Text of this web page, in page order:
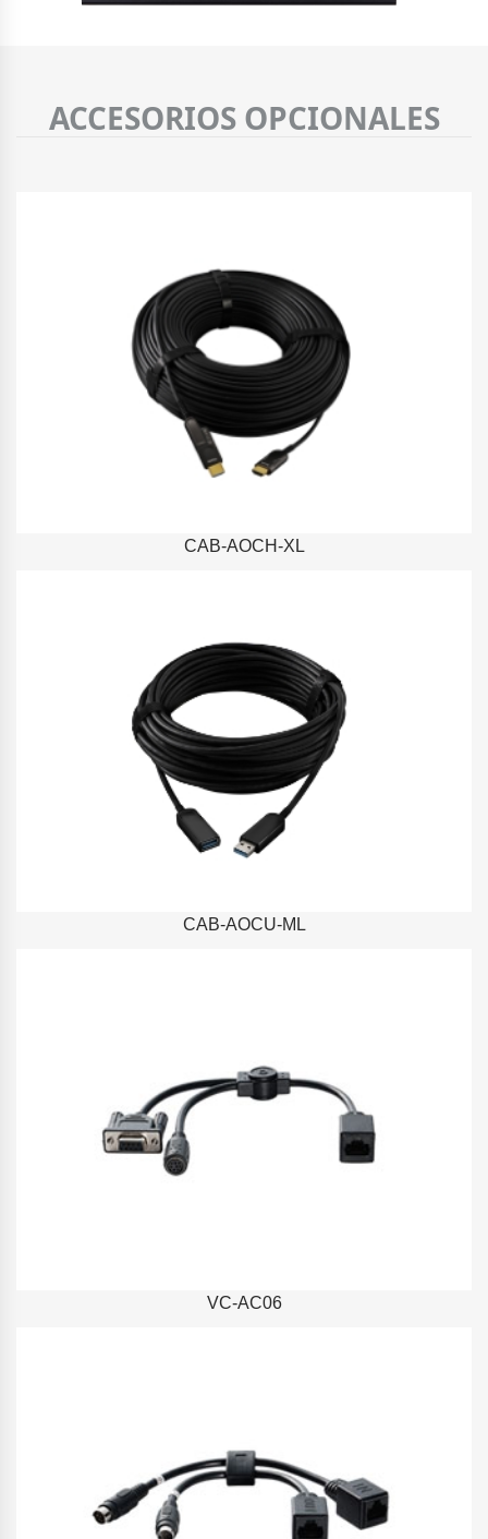
ACCESORIOS OPCIONALES
CAB-AOCH-XL
CAB-AOCU-ML
VC-AC06